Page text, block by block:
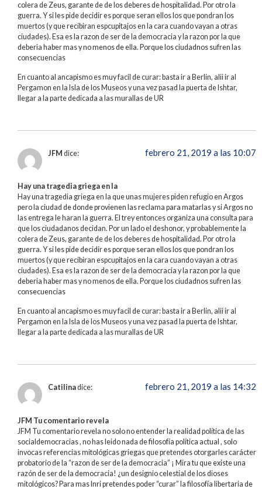
colera de Zeus, garante de de los deberes de hospitalidad. Por otro la
guerra. Y si les pide decidir es porque seran ellos los que pondran los
muertos (y que recibiran espcupitajos en la cara cuando vayan a otras
ciudades). Esa es la razon de ser de la democracia y la razon por la que
deberia haber mas y no menos de ella. Porque los ciudadnos sufren las
consecuencias
En cuanto al ancapismo es muy facil de curar: basta ir a Berlin, alii ir al
Pergamon en la Isla de los Museos y una vez pasad la puerta de Ishtar,
llegar a la parte dedicada a las murallas de UR
JFM dice: febrero 21, 2019 a las 10:07
Hay una tragedia griega en la
Hay una tragedia griega en la que unas mujeres piden refugio en Argos
pero la ciudad de donde provienen las reclama para matarlas y si Argos no
las entrega le haran la guerra. El trey entonces organiza una consulta para
que los ciudadanos decidan. Por un lado el deshonor, y probablemente la
colera de Zeus, garante de de los deberes de hospitalidad. Por otro la
guerra. Y si les pide decidir es porque seran ellos los que pondran los
muertos (y que recibiran espcupitajos en la cara cuando vayan a otras
ciudades). Esa es la razon de ser de la democracia y la razon por la que
deberia haber mas y no menos de ella. Porque los ciudadnos sufren las
consecuencias
En cuanto al ancapismo es muy facil de curar: basta ir a Berlin, alii ir al
Pergamon en la Isla de los Museos y una vez pasad la puerta de Ishtar,
llegar a la parte dedicada a las murallas de UR
Catilinadice: febrero 21, 2019 a las 14:32
JFM Tu comentario revela
JFM Tu comentario revela no solo no entender la realidad política de las
socialdemocracias , no has leido nada de filosofía política actual , solo
invocas referencias mitológicas griegas que pretendes otorgarles carácter
probatorio de la “razon de ser de la democracia” ¡ Mira tu que existe una
razón de ser de la democracia! ¿un designio celestial de los dioses
mitológicos? Para mas Inri pretendes poder “curar” la filosofía libertaria de